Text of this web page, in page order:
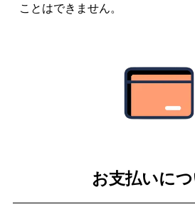
ことはできません。
お支払いに